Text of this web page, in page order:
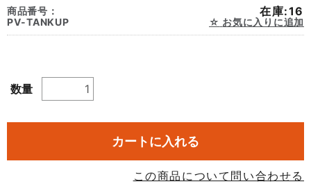
商品番号：
PV-TANKUP
在庫:16
お気に入りに追加
数量
カートに入れる
この商品について問い合わせる